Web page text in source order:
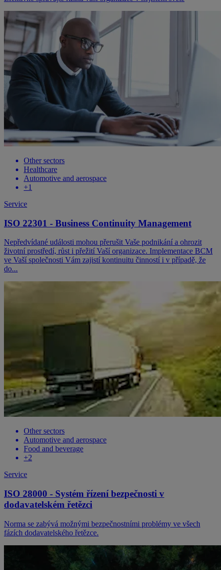
Other sectors
Healthcare
Automotive and aerospace
+1
Service
ISO 22301 - Business Continuity Management
Nepředvídané události mohou přerušit Vaše podnikání a ohrozit
životní prostředí, růst i přežití Vaší organizace. Implementace BCM
ve Vaší společnosti Vám zajistí kontinuitu činností i v případě, že
do...
Other sectors
Automotive and aerospace
Food and beverage
+2
Service
ISO 28000 - Systém řízení bezpečnosti v
dodavatelském řetězci
Norma se zabývá možnými bezpečnostními problémy ve všech
fázích dodavatelského řetězce.